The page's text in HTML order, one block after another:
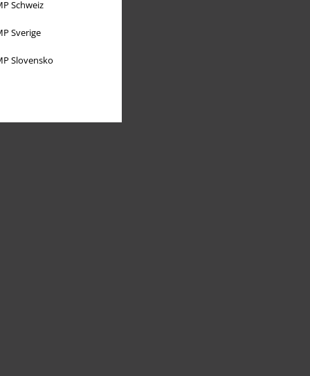
Schweiz
Sverige
Slovensko